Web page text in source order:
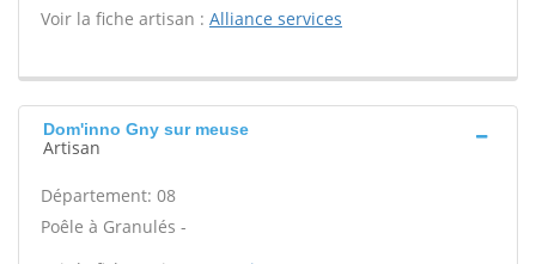
Voir la fiche artisan : Alliance services
Dom'inno Gny sur meuse
Artisan
Département: 08
Poêle à Granulés -